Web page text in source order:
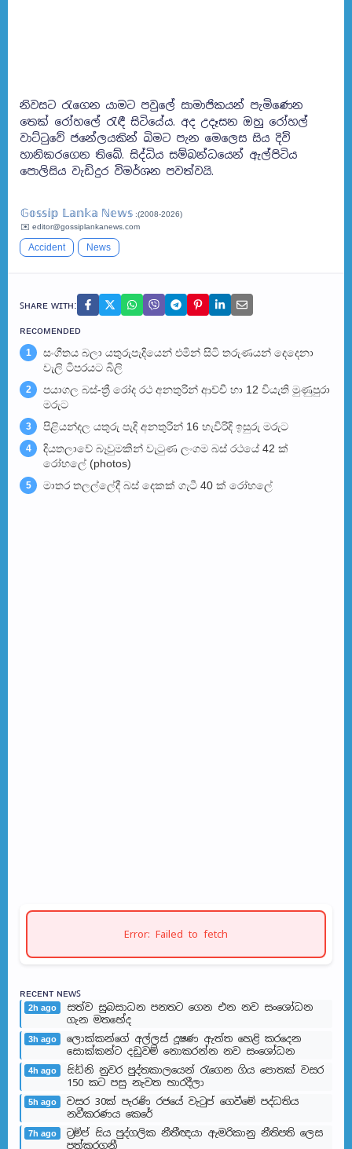
නිවසට රැගෙන යාමට පවුලේ සාමාජිකයන් පැමිණෙන
තෙක් රෝහලේ රැඳී සිටියේය. අද උදෑසන ඔහු රෝහල්
වාට්ටුවේ ජනේලයකින් බිමට පැන මෙලෙස සිය දිවි
හානිකරගෙන තිබේ. සිද්ධිය සම්බන්ධයෙන් ඇල්පිටිය
පොලිසිය වැඩිදුර විමර්ශන පවත්වයි.
𝔾𝕠𝕤𝕤𝕚𝕡 𝕃𝕒𝕟𝕜𝕒 ℕ𝕖𝕨𝕤 :(2008-2026)
✉️ editor@gossiplankanews.com
Accident News
ꜱʜᴀʀᴇ ᴡɪᴛʜ:
ʀᴇᴄᴏᴍᴇɴᴅᴇᴅ
1
සංගීතය බලා යතුරුපැදියෙන් එමින් සිටි තරුණයන් දෙදෙනා
වැලි ටිපරයට බිලි
2
පයාගල බස්-ත්‍රී රෝද රථ අනතුරින් ආච්චී හා 12 වියැති මුණුපුරා
මරුට
3 පිළියන්දල යතුරු පැදි අනතුරින් 16 හැවිරිදි ඉසුරු මරුට
4
දියතලාවේ බෑවුමකින් වැටුණ ලංගම බස් රථයේ 42 ක්
රෝහලේ (photos)
5 මාතර තලල්ලේදී බස් දෙකක් ගැටී 40 ක් රෝහලේ
Error: Failed to fetch
ʀᴇᴄᴇɴᴛ ɴᴇᴡꜱ
2h ago
සත්ව සුබසාධන පනතට ගෙන එන නව සංශෝධන
ගැන මතභේ​ද
3h ago
ලොක්කන්ගේ අල්ලස් දූෂණ ඇත්ත හෙළි කරදෙන
සොක්කන්ට දඩුවම් නොකරන්න නව සංශෝධන
4h ago
සිඩ්නි නුවර පුද්තකාලයෙන් රැගෙන ගිය පොතක් වසර
150 කට පසු නැවත භාරදීලා
5h ago
වසර 30ක් පැරණි රජයේ වැටුප් ගෙවීමේ පද්ධතිය
නවීකරණය කෙරේ
7h ago
ට්‍රම්ප් සිය පුද්ගලික නීතීඥයා ඇමරිකානු නීතිපති ලෙස
පත්කරගනී